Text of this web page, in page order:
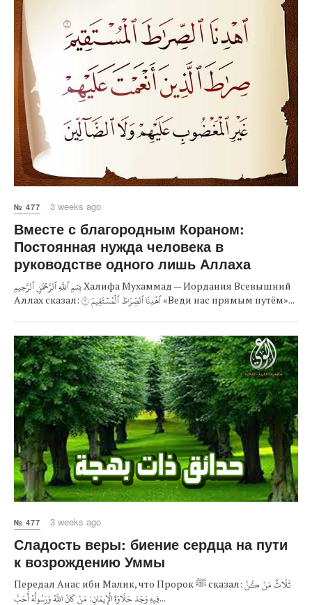
№ 477 3 weeks ago
Вместе с благородным Кораном:
Постоянная нужда человека в
руководстве одного лишь Аллаха
بِسۡمِ ٱللَّهِ ٱلرَّحۡمَٰنِ ٱلرَّحِيمِ Халифа Мухаммад — Иордания Всевышний
Аллах сказал: ٱهۡدِنَا ٱلصِّرَٰطَ ٱلۡمُسۡتَقِيمَ ٦ «Веди нас прямым путём»...
№ 477 3 weeks ago
Сладость веры: биение сердца на пути
к возрождению Уммы
Передал Анас ибн Малик, что Пророк ﷺ сказал: ثَلَاثٌ مَنْ كُنَّ
فِيهِ وَجَدَ حَلَاوَةَ الْإِيمَانِ: مَنْ كَانَ اللَّهُ وَرَسُولُهُ أَحَبَّ...